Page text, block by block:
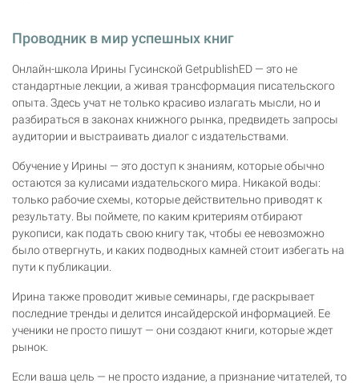
Проводник в мир успешных книг
Онлайн-школа Ирины Гусинской GetpublishED — это не
стандартные лекции, а живая трансформация писательского
опыта. Здесь учат не только красиво излагать мысли, но и
разбираться в законах книжного рынка, предвидеть запросы
аудитории и выстраивать диалог с издательствами.
Обучение у Ирины — это доступ к знаниям, которые обычно
остаются за кулисами издательского мира. Никакой воды:
только рабочие схемы, которые действительно приводят к
результату. Вы поймете, по каким критериям отбирают
рукописи, как подать свою книгу так, чтобы ее невозможно
было отвергнуть, и каких подводных камней стоит избегать на
пути к публикации.
Ирина также проводит живые семинары, где раскрывает
последние тренды и делится инсайдерской информацией. Ее
ученики не просто пишут — они создают книги, которые ждет
рынок.
Если ваша цель — не просто издание, а признание читателей, то